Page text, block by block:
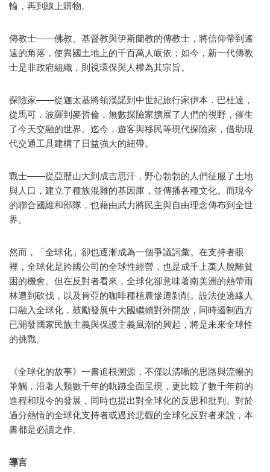
輪，再到線上購物。
傳教士——佛教、基督教與伊斯蘭教的傳教士，將信仰帶到遙
遠的角落，使異國土地上的千百萬人皈依；如今，新一代傳教
士是非政府組織，則視環保與人權為其宗旨。
探險家——從迦太基將領漢諾到中世紀旅行家伊本．巴杜達，
從馬可．波羅到麥哲倫，無數探險家擴展了人們的視野，催生
了今天交融的世界。迄今，遊客與移民等現代探險家，借助現
代交通工具建構了日益強大的紐帶。
戰士——從亞歷山大到成吉思汗，野心勃勃的人們征服了土地
與人口，建立了種族混雜的基因庫，並傳播各種文化。而現今
的聯合國維和部隊，也藉由武力將民主與自由理念傳布到全世
界。
然而，「全球化」卻也逐漸成為一個爭議詞彙。在支持者眼
裡，全球化是跨國公司的全球性經營，也是成千上萬人脫離貧
困的機會。但在反對者看來，全球化卻意味著南美洲的熱帶雨
林遭到砍伐，以及肯亞的咖啡種植農慘遭剝削。設法使邊緣人
口融入全球化，鼓勵發展中大國繼續對外開放，同時遏制西方
已開發國家民族主義與保護主義風潮的興起，將是未來全球性
的挑戰。
《全球化的故事》一書追根溯源，不僅以清晰的思路與流暢的
筆觸，沿著人類數千年的軌跡全面呈現，更比較了數千年前的
進程和現今的發展，同時也提出對全球化的反思和批判。對於
過分熱情的全球化支持者或過於悲觀的全球化反對者來說，本
書都是必讀之作。
導言